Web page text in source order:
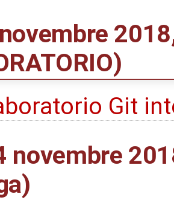
Git
novembre